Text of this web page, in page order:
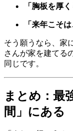
「胸板を厚
「来年こそ
そう願うなら、家
さんが家を建てる
同じです。
まとめ：最
間」にある